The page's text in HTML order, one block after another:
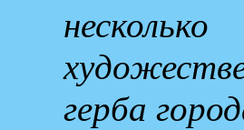
герба